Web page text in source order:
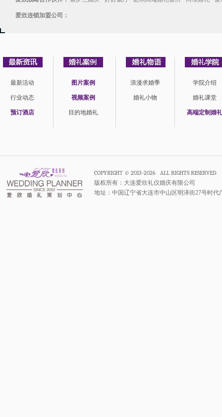
爱欣连锁加盟公司：
最新活动
行业动态
预订酒店
图片案例
视频案例
目的地婚礼
浪漫求婚季
婚礼小物
学院介绍
婚礼课堂
高端定制婚礼
COPYRIGHT © 2013-2026 ALL RIGHTS RESERVED
版权所有：大连爱欣礼仪婚庆有限公司
地址：中国辽宁省大连市中山区明泽街27号时代